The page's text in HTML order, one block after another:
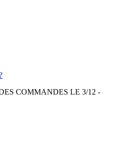
COMMANDES LE 3/12 -